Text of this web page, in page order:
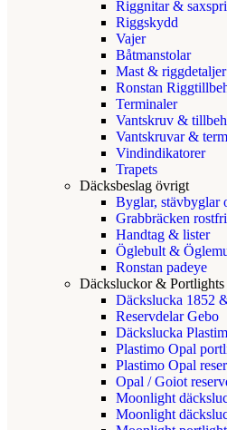
Riggnitar &
Riggskydd
Vajer
Båtmanstolar
Mast & riggdetaljer
Ronstan
Terminaler
Vantskruv &
Vantskruvar &
Vindindikatorer
Trapets
Däcksbeslag övrigt
Byglar, stävbyglar
Grabbräcken
Handtag & lister
Öglebult &
Ronstan padeye
Däcksluckor & Portlights
Däckslucka 1852
Reservdelar Gebo
Däckslucka
Plastimo Opal
Plastimo Opal
Opal / Goiot
Moonlight
Moonlight